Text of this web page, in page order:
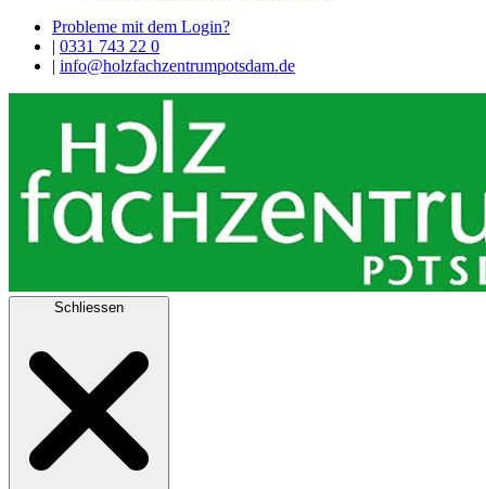
Probleme mit dem Login?
| 0331 743 22 0
| info@holzfachzentrumpotsdam.de
Schliessen